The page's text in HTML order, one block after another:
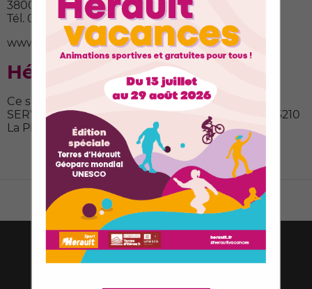
38000 Grenoble
Tél. 04 76 44 50 50
www.eolas.fr
Hébergement
Ce site est hébergé par ORANGE BUSINESS
SERVICES SA-1 Place des droits de l’Homme - 93210
La Plaine Saint-Denis Bobigny
Tous les sites de l'Hérault